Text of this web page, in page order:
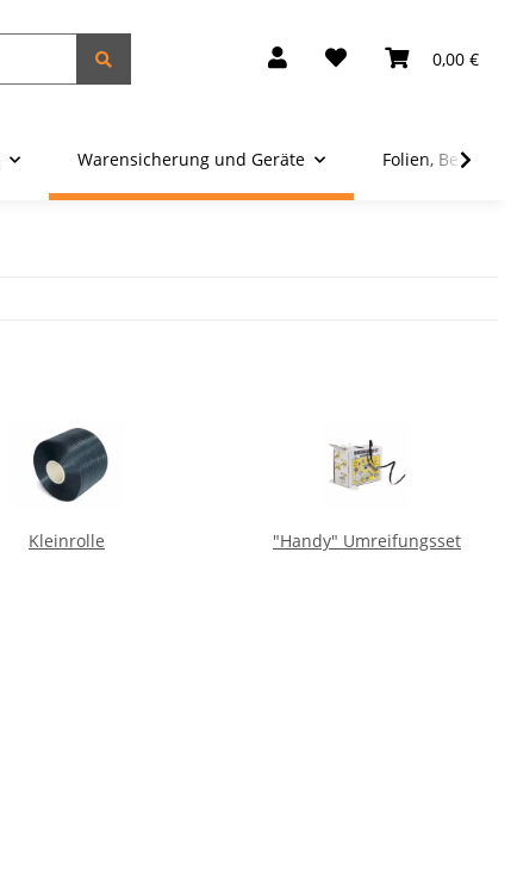
0,00 €
Warensicherung und Geräte Folien, Beutel
Kleinrolle "Handy" Umreifungsset